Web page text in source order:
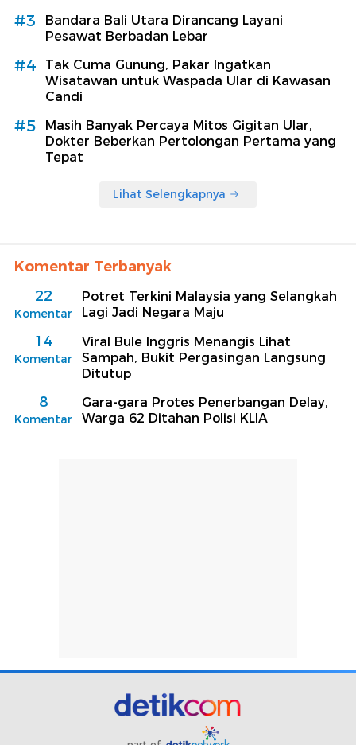
#3
Bandara Bali Utara Dirancang Layani
Pesawat Berbadan Lebar
#4
Tak Cuma Gunung, Pakar Ingatkan
Wisatawan untuk Waspada Ular di Kawasan
Candi
#5
Masih Banyak Percaya Mitos Gigitan Ular,
Dokter Beberkan Pertolongan Pertama yang
Tepat
Lihat Selengkapnya
Komentar Terbanyak
22
Komentar
Potret Terkini Malaysia yang Selangkah
Lagi Jadi Negara Maju
14
Komentar
Viral Bule Inggris Menangis Lihat
Sampah, Bukit Pergasingan Langsung
Ditutup
8
Komentar
Gara-gara Protes Penerbangan Delay,
Warga 62 Ditahan Polisi KLIA